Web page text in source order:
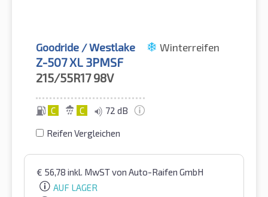
Goodride / Westlake Winterreifen
Z-507 XL 3PMSF
215/55R17 98V
C C 72 dB
Reifen Vergleichen
€ 56,78 inkl. MwSTvon Auto-Raifen GmbH
AUF LAGER